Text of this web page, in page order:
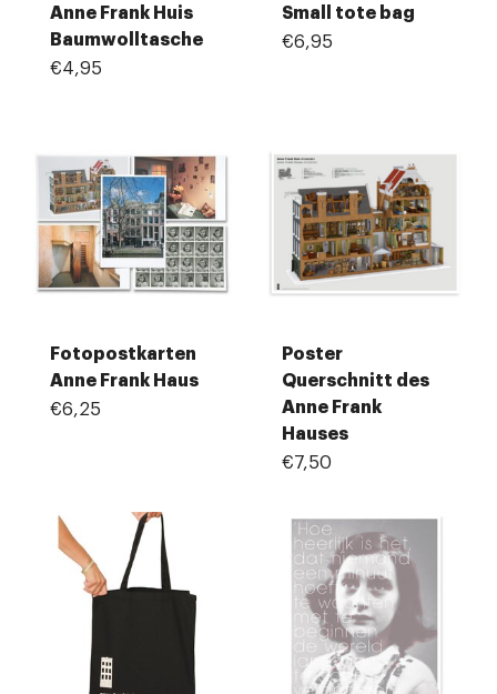
Anne Frank Huis
Baumwolltasche
€4,95
Small tote bag
€6,95
Fotopostkarten
Anne Frank Haus
€6,25
Poster
Querschnitt des
Anne Frank
Hauses
€7,50